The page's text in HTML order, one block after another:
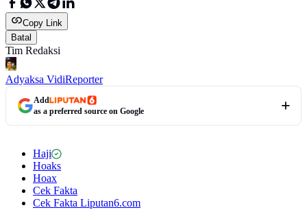
Copy Link
Batal
Tim Redaksi
Adyaksa VidiReporter
Add
as a preferred source on Google
Haji
Hoaks
Hoax
Cek Fakta
Cek Fakta Liputan6.com